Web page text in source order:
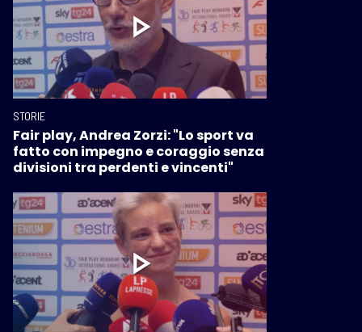
STORIE
Fair play, Andrea Zorzi: "Lo sport va
fatto con impegno e coraggio senza
divisioni tra perdenti e vincenti"